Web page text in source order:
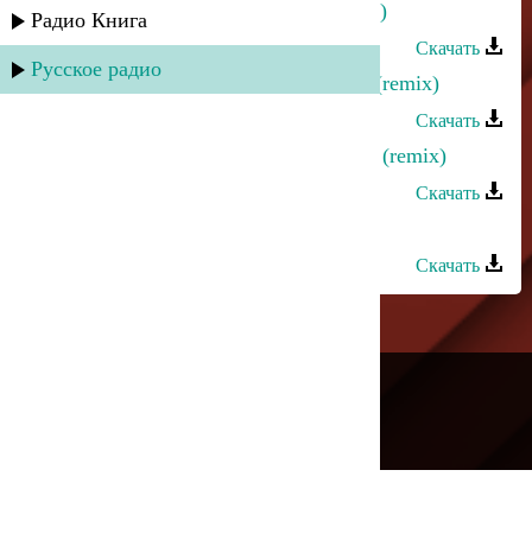
Радио Книга
Русское радио
Жасмин - Самый любимый (Remix)
Скачать
Ринат Каримов - Больше не стать (remix)
Скачать
Эльдар Далгатов - Знойной ночью (remix)
Скачать
Скачать